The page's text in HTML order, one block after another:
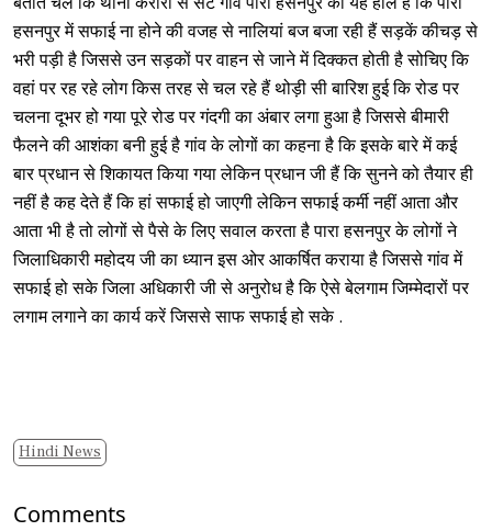
हसनपुर में सफाई ना होने की वजह से नालियां बज बजा रही हैं सड़कें कीचड़ से
भरी पड़ी है जिससे उन सड़कों पर वाहन से जाने में दिक्कत होती है सोचिए कि
वहां पर रह रहे लोग किस तरह से चल रहे हैं थोड़ी सी बारिश हुई कि रोड पर
चलना दूभर हो गया पूरे रोड पर गंदगी का अंबार लगा हुआ है जिससे बीमारी
फैलने की आशंका बनी हुई है गांव के लोगों का कहना है कि इसके बारे में कई
बार प्रधान से शिकायत किया गया लेकिन प्रधान जी हैं कि सुनने को तैयार ही
नहीं है कह देते हैं कि हां सफाई हो जाएगी लेकिन सफाई कर्मी नहीं आता और
आता भी है तो लोगों से पैसे के लिए सवाल करता है पारा हसनपुर के लोगों ने
जिलाधिकारी महोदय जी का ध्यान इस ओर आकर्षित कराया है जिससे गांव में
सफाई हो सके जिला अधिकारी जी से अनुरोध है कि ऐसे बेलगाम जिम्मेदारों पर
लगाम लगाने का कार्य करें जिससे साफ सफाई हो सके .
Hindi News
Comments